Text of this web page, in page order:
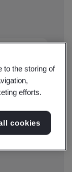
to the storing of
efforts.
cookies